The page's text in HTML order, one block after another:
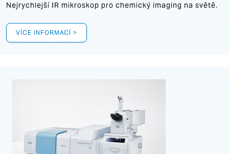
Nejrychlejší IR mikroskop pro chemický imaging na světě.
VÍCE INFORMACÍ >